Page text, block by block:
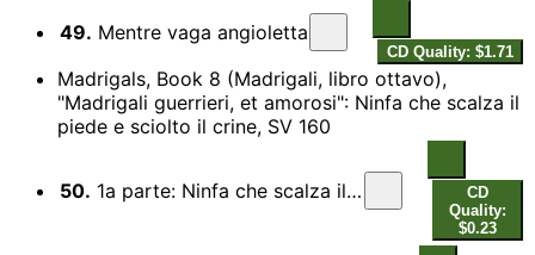
49. Mentre vaga angioletta
CD Quality: $1.71
Madrigals, Book 8 (Madrigali, libro ottavo),
"Madrigali guerrieri, et amorosi": Ninfa che scalza il
piede e sciolto il crine, SV 160
50. 1a parte: Ninfa che scalza il piede e sciolto il crine
CD
Quality:
$0.23